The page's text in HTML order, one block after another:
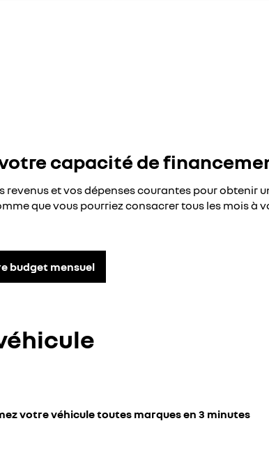
capacité de
revenus et vos dépenses courantes pour obtenir
que vous pourriez consacrer tous les mois à
budget mensuel
votre véhicule toutes marques en 3 minutes